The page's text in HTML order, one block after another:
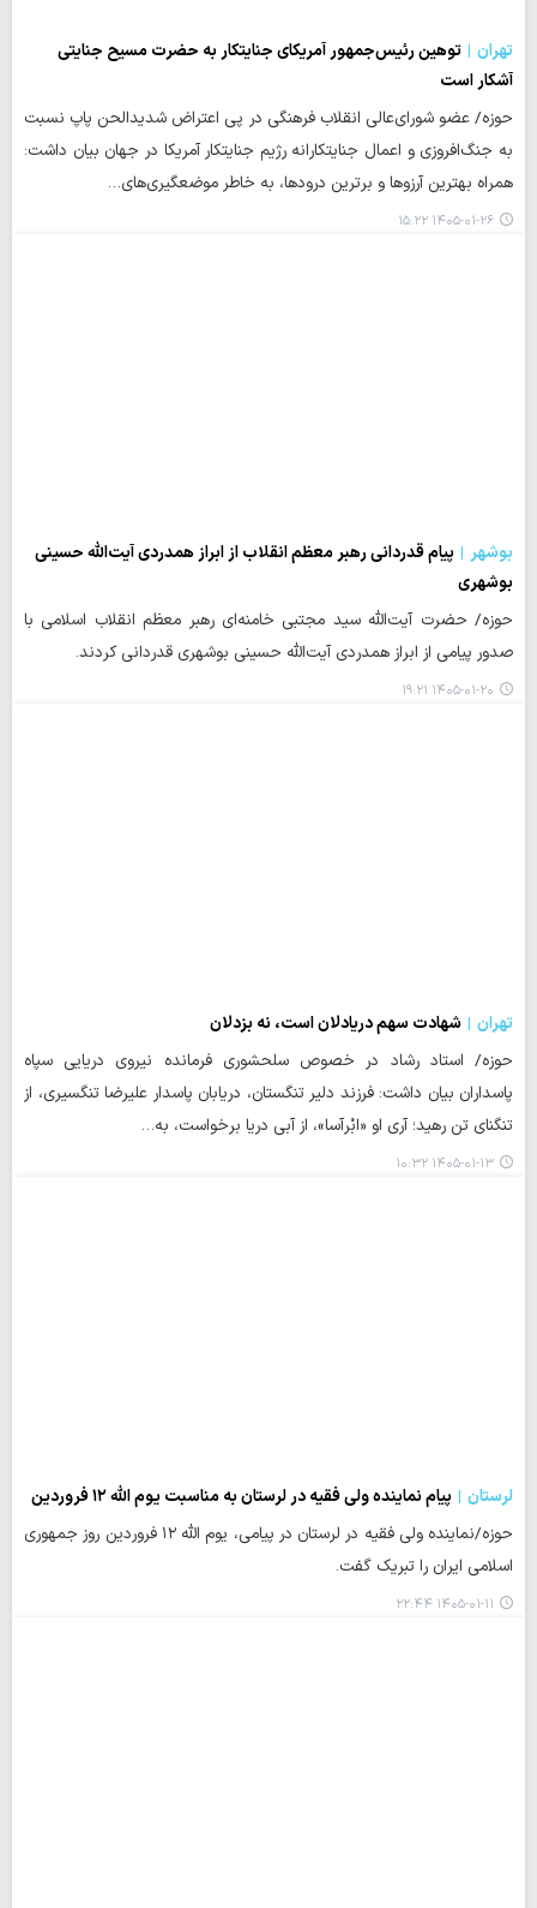
تهران
توهین رئیس‌جمهور آمریکای جنایتکار به حضرت مسیح جنایتی
آشکار است
حوزه/ عضو شورای‌عالی انقلاب فرهنگی در پی اعتراض شدیدالحن پاپ نسبت
به جنگ‌افروزی و اعمال جنایتکارانه رژیم جنایتکار آمریکا در جهان بیان داشت:
همراه بهترین آرزوها و برترین درودها، به خاطر موضعگیری‌های…
۱۴۰۵-۰۱-۲۶ ۱۵:۲۲
بوشهر
پیام قدردانی رهبر معظم انقلاب از ابراز همدردی آیت‌الله حسینی
بوشهری
حوزه/ حضرت آیت‌الله سید مجتبی خامنه‌ای رهبر معظم انقلاب اسلامی با
صدور پیامی از ابراز همدردی آیت‌الله حسینی بوشهری قدردانی کردند.
۱۴۰۵-۰۱-۲۰ ۱۹:۲۱
تهران
شهادت سهم دریادلان است، نه بزدلان
حوزه/ استاد رشاد در خصوص سلحشوری فرمانده نیروی دریایی سپاه
پاسداران بیان داشت: فرزند دلیر تنگستان، دریابان پاسدار علیرضا تنگسیری، از
تنگنای تن رهید؛ آری او «ابْرآسا»، از آبی دریا برخواست، به…
۱۴۰۵-۰۱-۱۳ ۱۰:۳۲
لرستان
پیام نماینده ولی فقیه در لرستان به مناسبت یوم الله ۱۲ فروردین
حوزه/نماینده ولی فقیه در لرستان در پیامی، یوم الله ۱۲ فروردین روز جمهوری
اسلامی ایران را تبریک گفت.
۱۴۰۵-۰۱-۱۱ ۲۲:۴۴